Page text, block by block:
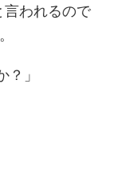
われるので
？」